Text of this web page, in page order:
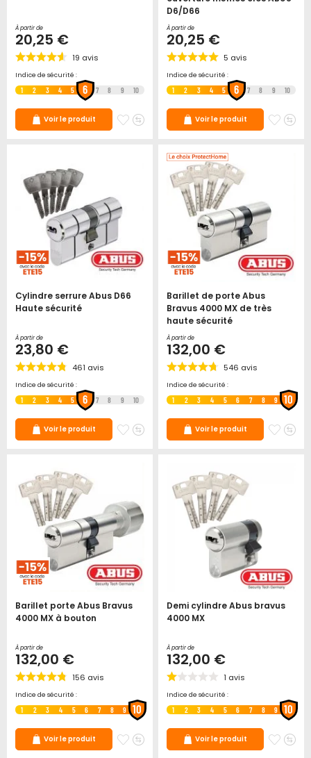
À partir de
20,25 €
19 avis
Indice de sécurité :
1 2 3 4 5 6 7 8 9 10
Voir le produit
AjouterAjouter
D6/D66
À partir de
20,25 €
5 avis
Indice de sécurité :
1 2 3 4 5 6 7 8 9 10
Voir le produit
Cylindre serrure Abus D66
Haute sécurité
À partir de
23,80 €
461 avis
Indice de sécurité :
1 2 3 4 5 6 7 8 9 10
Voir le produit
AjouterAjouter
Barillet de porte Abus
Bravus 4000 MX de très
haute sécurité
À partir de
132,00 €
546 avis
Indice de sécurité :
1 2 3 4 5 6 7 8 9 10
Voir le produit
Barillet porte Abus Bravus
4000 MX à bouton
À partir de
132,00 €
156 avis
Indice de sécurité :
1 2 3 4 5 6 7 8 9 10
Voir le produit
AjouterAjouter
Demi cylindre Abus bravus
4000 MX
À partir de
132,00 €
1 avis
Indice de sécurité :
1 2 3 4 5 6 7 8 9 10
Voir le produit